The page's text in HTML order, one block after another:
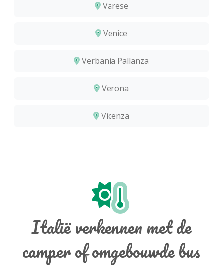
Varese
Venice
Verbania Pallanza
Verona
Vicenza
Italië verkennen met de
camper of omgebouwde bus